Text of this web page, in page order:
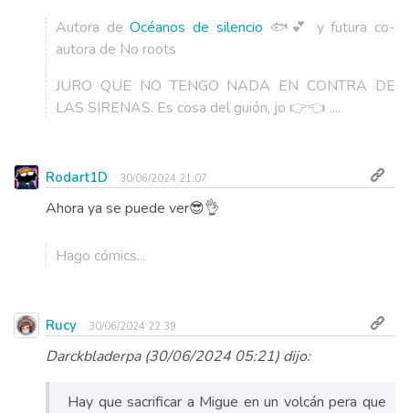
Autora deOcéanos de silencio 🐟💕 y futura co-
autora de No roots
JURO QUE NO TENGO NADA EN CONTRA DE
LAS SIRENAS. Es cosa del guión, jo 👉👈 ....
Rodart1D 30/06/2024 21:07
Ahora ya se puede ver😎👌
Hago cómics...
Rucy 30/06/2024 22:39
Darckbladerpa (30/06/2024 05:21) dijo:
Hay que sacrificar a Migue en un volcán pera que